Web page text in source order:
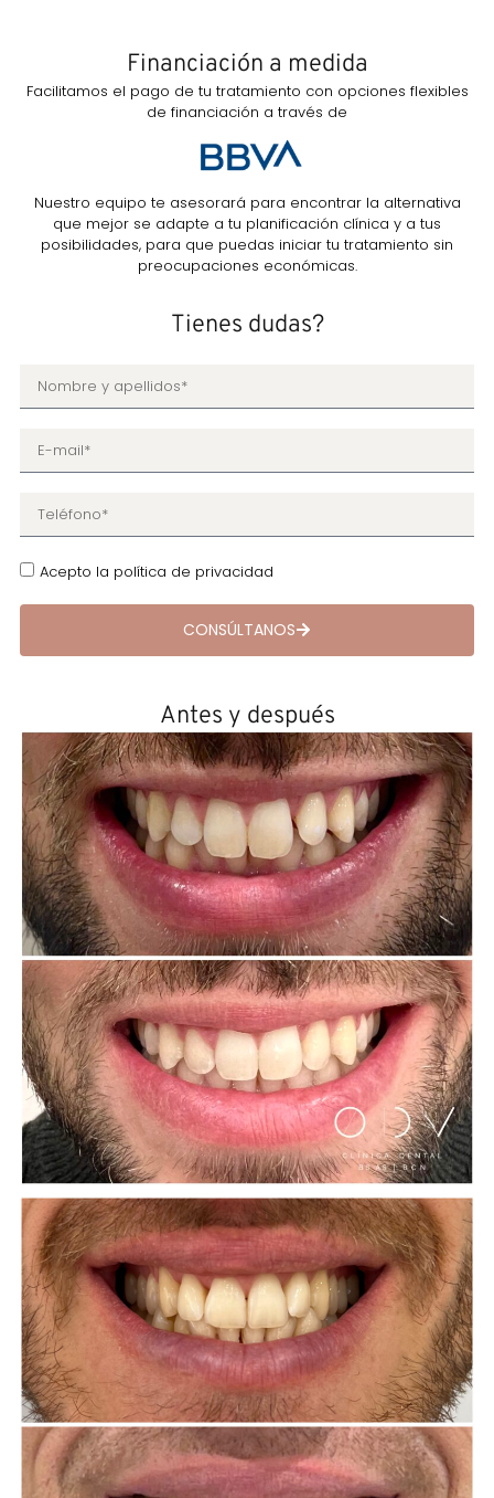
Financiación a medida
Facilitamos el pago de tu tratamiento con opciones flexibles
de financiación a través de
Nuestro equipo te asesorará para encontrar la alternativa
que mejor se adapte a tu planificación clínica y a tus
posibilidades, para que puedas iniciar tu tratamiento sin
preocupaciones económicas.
Tienes dudas?
Acepto la política de privacidad
CONSÚLTANOS
Antes y después